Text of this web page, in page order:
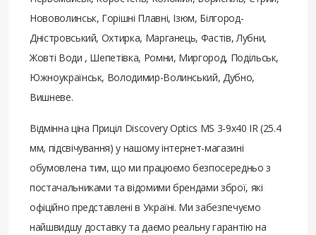
Нововолинськ, Горішні Плавні, Ізюм, Білгород-
Дністровський, Охтирка, Марганець, Фастів, Лубни,
Жовті Води , Шепетівка, Ромни, Миргород, Подільськ,
Южноукраїнськ, Володимир-Волинський, Дубно,
Вишневе.
Відмінна ціна Приціл Discovery Optics MS 3-9x40 IR (25.4
мм, підсвічування) у нашому інтернет-магазині
обумовлена ​​тим, що ми працюємо безпосередньо з
постачальниками та відомими брендами зброї, які
офіційно представлені в Україні. Ми забезпечуємо
найшвидшу доставку та даємо реальну гарантію на